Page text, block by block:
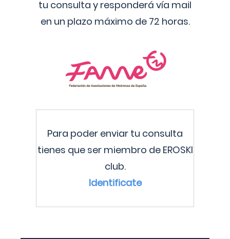
tu consulta y responderá vía mail
en un plazo máximo de 72 horas.
Para poder enviar tu consulta
tienes que ser miembro de EROSKI
club.
Identificate